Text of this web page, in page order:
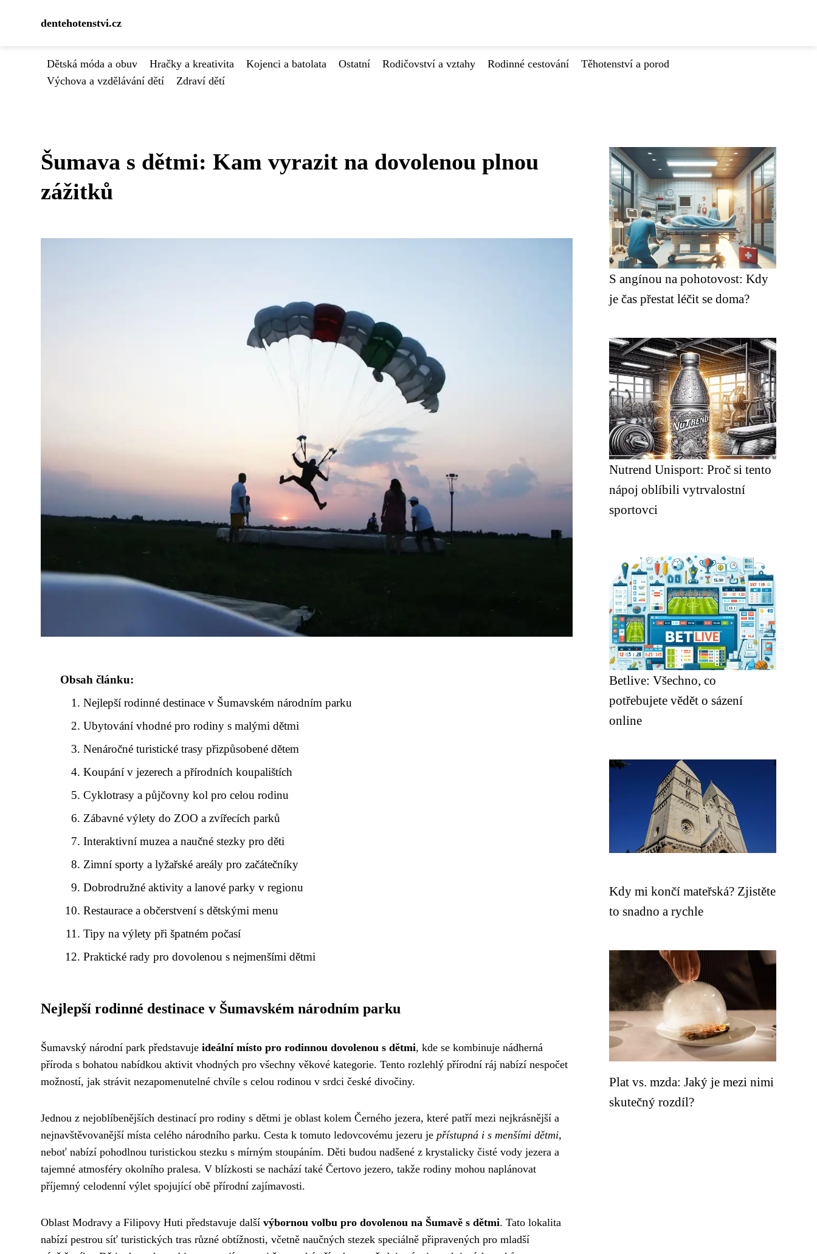
dentehotenstvi.cz
Dětská móda a obuv Hračky a kreativita Kojenci a batolata Ostatní Rodičovství a vztahy Rodinné cestování
Těhotenství a porod
Výchova a vzdělávání dětí
Zdraví dětí
Šumava s dětmi: Kam vyrazit na dovolenou plnou
zážitků
Obsah článku:
Nejlepší rodinné destinace v Šumavském národním parku
Ubytování vhodné pro rodiny s malými dětmi
Nenáročné turistické trasy přizpůsobené dětem
Koupání v jezerech a přírodních koupalištích
Cyklotrasy a půjčovny kol pro celou rodinu
Zábavné výlety do ZOO a zvířecích parků
Interaktivní muzea a naučné stezky pro děti
Zimní sporty a lyžařské areály pro začátečníky
Dobrodružné aktivity a lanové parky v regionu
Restaurace a občerstvení s dětskými menu
Tipy na výlety při špatném počasí
Praktické rady pro dovolenou s nejmenšími dětmi
Nejlepší rodinné destinace v Šumavském národním parku
Šumavský národní park představuje ideální místo pro rodinnou dovolenou s dětmi, kde se kombinuje nádherná
příroda s bohatou nabídkou aktivit vhodných pro všechny věkové kategorie. Tento rozlehlý přírodní ráj nabízí nespočet
možností, jak strávit nezapomenutelné chvíle s celou rodinou v srdci české divočiny.
Jednou z nejoblíbenějších destinací pro rodiny s dětmi je oblast kolem Černého jezera, které patří mezi nejkrásnější a
nejnavštěvovanější místa celého národního parku. Cesta k tomuto ledovcovému jezeru je přístupná i s menšími dětmi,
neboť nabízí pohodlnou turistickou stezku s mírným stoupáním. Děti budou nadšené z krystalicky čisté vody jezera a
tajemné atmosféry okolního pralesa. V blízkosti se nachází také Čertovo jezero, takže rodiny mohou naplánovat
příjemný celodenní výlet spojující obě přírodní zajímavosti.
Oblast Modravy a Filipovy Huti představuje další výbornou volbu pro dovolenou na Šumavě s dětmi. Tato lokalita
nabízí pestrou síť turistických tras různé obtížnosti, včetně naučných stezek speciálně připravených pro mladší
S angínou na pohotovost: Kdy
je čas přestat léčit se doma?
Nutrend Unisport: Proč si tento
nápoj oblíbili vytrvalostní
sportovci
Betlive: Všechno, co
potřebujete vědět o sázení
online
Kdy mi končí mateřská? Zjistěte
to snadno a rychle
Plat vs. mzda: Jaký je mezi nimi
skutečný rozdíl?